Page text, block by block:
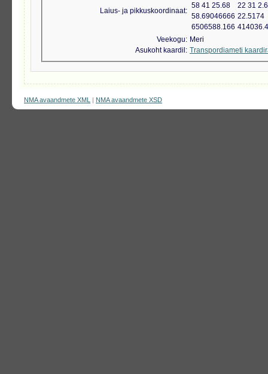
Laius- ja pikkuskoordinaat
58 41 25.68
22 31
58.69046666 22.5174
6506588.166 414036.4
Veekogu
Meri
Asukoht kaardil
Transpordiameti
NMA avaandmete XML | NMA avaandmete XSD